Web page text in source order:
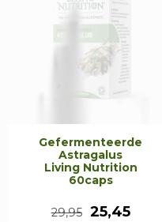
Gefermenteerde
Astragalus
Living Nutrition
60caps
29,95 25,45